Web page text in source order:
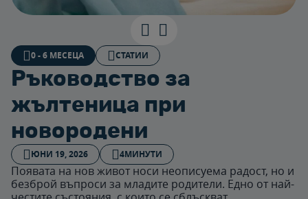
0 - 6 МЕСЕЦА СТАТИИ
Ръководство за
жълтеница при
новородени
ЮНИ 19, 2026 4МИНУТИ
Появата на нов живот носи неописуема радост, но и
безброй въпроси за младите родители. Едно от най-